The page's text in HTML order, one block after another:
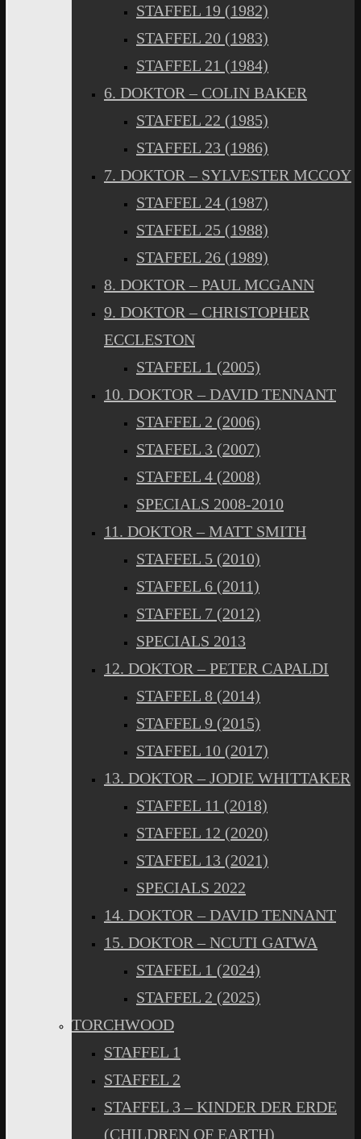
STAFFEL 19 (1982)
STAFFEL 20 (1983)
STAFFEL 21 (1984)
6. DOKTOR – COLIN BAKER
STAFFEL 22 (1985)
STAFFEL 23 (1986)
7. DOKTOR – SYLVESTER MCCOY
STAFFEL 24 (1987)
STAFFEL 25 (1988)
STAFFEL 26 (1989)
8. DOKTOR – PAUL MCGANN
9. DOKTOR – CHRISTOPHER
ECCLESTON
STAFFEL 1 (2005)
10. DOKTOR – DAVID TENNANT
STAFFEL 2 (2006)
STAFFEL 3 (2007)
STAFFEL 4 (2008)
SPECIALS 2008-2010
11. DOKTOR – MATT SMITH
STAFFEL 5 (2010)
STAFFEL 6 (2011)
STAFFEL 7 (2012)
SPECIALS 2013
12. DOKTOR – PETER CAPALDI
STAFFEL 8 (2014)
STAFFEL 9 (2015)
STAFFEL 10 (2017)
13. DOKTOR – JODIE WHITTAKER
STAFFEL 11 (2018)
STAFFEL 12 (2020)
STAFFEL 13 (2021)
SPECIALS 2022
14. DOKTOR – DAVID TENNANT
15. DOKTOR – NCUTI GATWA
STAFFEL 1 (2024)
STAFFEL 2 (2025)
TORCHWOOD
STAFFEL 1
STAFFEL 2
STAFFEL 3 – KINDER DER ERDE
(CHILDREN OF EARTH)